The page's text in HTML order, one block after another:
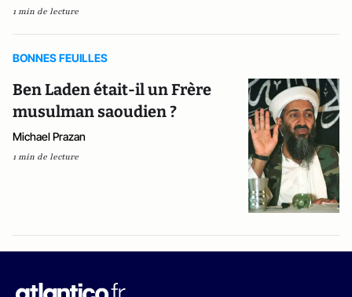
1 min de lecture
BONNES FEUILLES
Ben Laden était-il un Frère
musulman saoudien ?
Michael Prazan
1 min de lecture